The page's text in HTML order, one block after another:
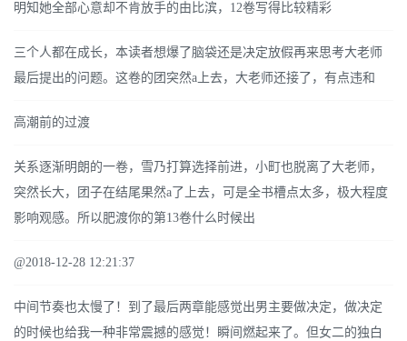
明知她全部心意却不肯放手的由比滨，12卷写得比较精彩
三个人都在成长，本读者想爆了脑袋还是决定放假再来思考大老师
最后提出的问题。这卷的团突然a上去，大老师还接了，有点违和
高潮前的过渡
关系逐渐明朗的一卷，雪乃打算选择前进，小町也脱离了大老师，
突然长大，团子在结尾果然a了上去，可是全书槽点太多，极大程度
影响观感。所以肥渡你的第13卷什么时候出
@2018-12-28 12:21:37
中间节奏也太慢了！到了最后两章能感觉出男主要做决定，做决定
的时候也给我一种非常震撼的感觉！瞬间燃起来了。但女二的独白